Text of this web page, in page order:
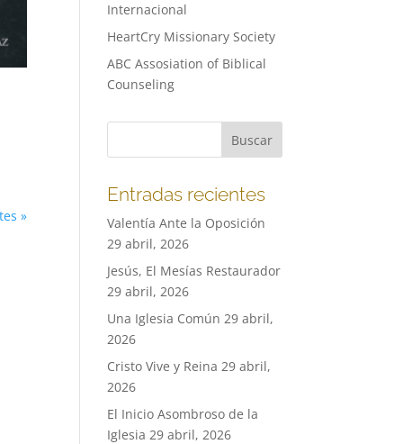
»
Internacional
HeartCry Missionary Society
ABC Assosiation of Biblical
Counseling
Entradas recientes
Valentía Ante la Oposición
29 abril, 2026
Jesús, El Mesías Restaurador
29 abril, 2026
Una Iglesia Común 29 abril,
2026
Cristo Vive y Reina 29 abril,
2026
El Inicio Asombroso de la
Iglesia 29 abril, 2026